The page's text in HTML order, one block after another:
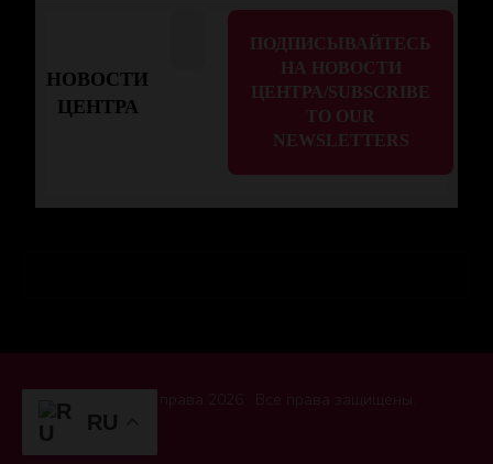
НОВОСТИ
ЦЕНТРА
Авторские права 2026 . Все права защищены.
RU